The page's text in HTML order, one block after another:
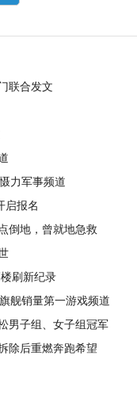
联合发文
力军事频道
启报名
倒地，曾就地急救
刷新纪录
舰销量第一游戏频道
男子组、女子组冠军
除后重燃奔跑希望